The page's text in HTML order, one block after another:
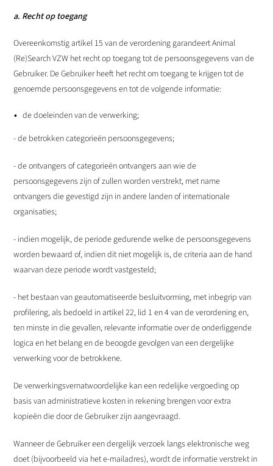
a. Recht op toegang
Overeenkomstig artikel 15 van de verordening garandeert Animal
(Re)Search VZW het recht op toegang tot de persoonsgegevens van de
Gebruiker. De Gebruiker heeft het recht om toegang te krijgen tot de
genoemde persoonsgegevens en tot de volgende informatie:
de doeleinden van de verwerking;
- de betrokken categorieën persoonsgegevens;
- de ontvangers of categorieën ontvangers aan wie de
persoonsgegevens zijn of zullen worden verstrekt, met name
ontvangers die gevestigd zijn in andere landen of internationale
organisaties;
- indien mogelijk, de periode gedurende welke de persoonsgegevens
worden bewaard of, indien dit niet mogelijk is, de criteria aan de hand
waarvan deze periode wordt vastgesteld;
- het bestaan van geautomatiseerde besluitvorming, met inbegrip van
profilering, als bedoeld in artikel 22, lid 1 en 4 van de verordening en,
ten minste in die gevallen, relevante informatie over de onderliggende
logica en het belang en de beoogde gevolgen van een dergelijke
verwerking voor de betrokkene.
De verwerkingsvernatwoordelijke kan een redelijke vergoeding op
basis van administratieve kosten in rekening brengen voor extra
kopieën die door de Gebruiker zijn aangevraagd.
Wanneer de Gebruiker een dergelijk verzoek langs elektronische weg
doet (bijvoorbeeld via het e-mailadres), wordt de informatie verstrekt in